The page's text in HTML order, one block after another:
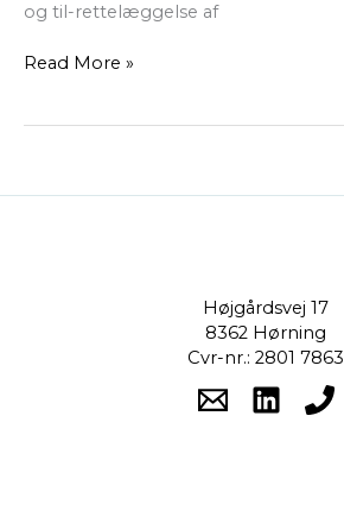
og til-rettelæggelse af
Read More »
Højgårdsvej 17
8362 Hørning
Cvr-nr.: 2801 7863